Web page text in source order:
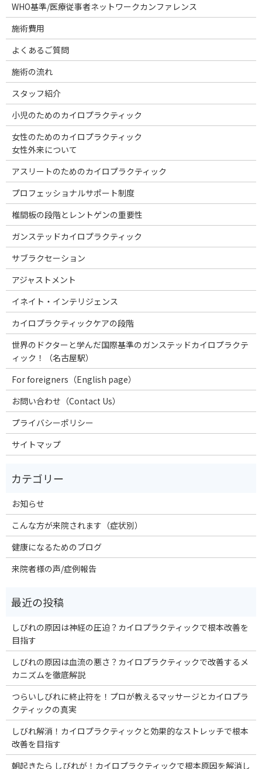
WHO基準/医療従事者ネットワークカンファレンス
施術費用
よくあるご質問
施術の流れ
スタッフ紹介
小児のためのカイロプラクティック
女性のためのカイロプラクティック
女性外来について
アスリートのためのカイロプラクティック
プロフェッショナルサポート制度
椎間板の段階とレントゲンの重要性
ガンステッドカイロプラクティック
サブラクセーション
アジャストメント
イネイト・インテリジェンス
カイロプラクティックケアの段階
世界のドクターと学んだ国際基準のガンステッドカイロプラクテ
ィック！（名古屋駅）
For foreigners（English page）
お問い合わせ（Contact Us）
プライバシーポリシー
サイトマップ
お知らせ
こんな方が来院されます（症状別）
健康になるためのブログ
来院者様の声/症例報告
しびれの原因は神経の圧迫？カイロプラクティックで根本改善を
目指す
しびれの原因は血流の悪さ？カイロプラクティックで改善するメ
カニズムを徹底解説
つらいしびれに終止符を！プロが教えるマッサージとカイロプラ
クティックの真実
しびれ解消！カイロプラクティックと効果的なストレッチで根本
改善を目指す
朝起きたら しびれが！カイロプラクティックで根本原因を解消し